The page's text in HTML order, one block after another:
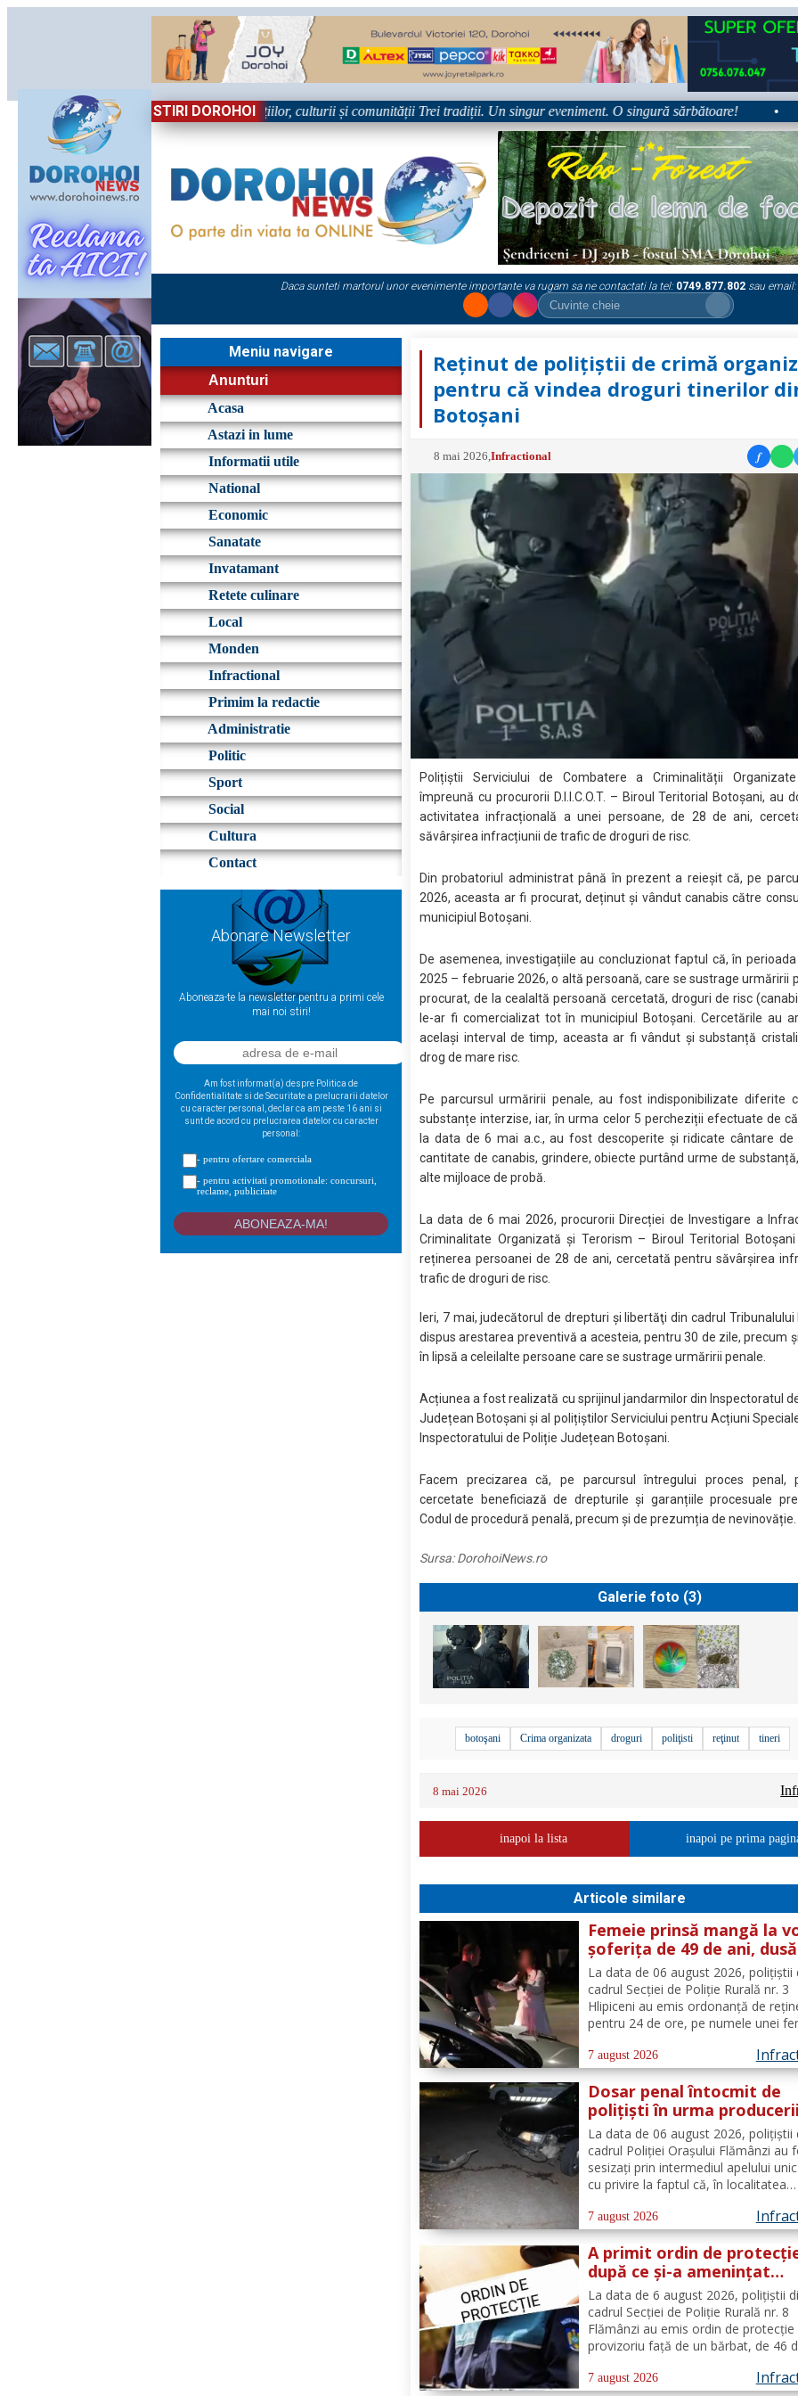
STIRI DOROHOI
Sărbătoare!” – trei zile dedicate tradițiilor, culturii și comunității Trei tradiții. Un singur eveniment. O singură sărbătoare! •
Daca sunteti martorul unor evenimente importante va rugam sa ne contactati la tel: 0749.877.802 sau email:
Meniu navigare
Anunturi
Acasa
Astazi in lume
Informatii utile
National
Economic
Sanatate
Invatamant
Retete culinare
Local
Monden
Infractional
Primim la redactie
Administratie
Politic
Sport
Social
Cultura
Contact
Abonare Newsletter
Aboneaza-te la newsletter pentru a primi cele
mai noi stiri!
Am fost informat(a) despre Politica de
Confidentialitate si de Securitate a prelucrarii datelor
cu caracter personal, declar ca am peste 16 ani si
sunt de acord cu prelucrarea datelor cu caracter
personal:
- pentru ofertare comerciala
- pentru activitati promotionale: concursuri,
reclame, publicitate
Reținut de polițiștii de crimă
pentru că vindea droguri tinerilor
Botoșani
8 mai 2026 ,Infractional f
Polițiștii Serviciului de Combatere a Criminalității Organizate
împreună cu procurorii D.I.I.C.O.T. – Biroul Teritorial Botoșani, au
activitatea infracțională a unei persoane, de 28 de ani,
săvârșirea infracțiunii de trafic de droguri de risc.
Din probatoriul administrat până în prezent a reieșit că, pe
2026, aceasta ar fi procurat, deținut și vândut canabis către
municipiul Botoșani.
De asemenea, investigațiile au concluzionat faptul că, în
2025 – februarie 2026, o altă persoană, care se sustrage urmăririi
procurat, de la cealaltă persoană cercetată, droguri de risc
le-ar fi comercializat tot în municipiul Botoșani. Cercetările au
același interval de timp, aceasta ar fi vândut și substanță
drog de mare risc.
Pe parcursul urmăririi penale, au fost indisponibilizate diferite
substanțe interzise, iar, în urma celor 5 percheziții efectuate de
la data de 6 mai a.c., au fost descoperite și ridicate cântare de
cantitate de canabis, grindere, obiecte purtând urme de
alte mijloace de probă.
La data de 6 mai 2026, procurorii Direcției de Investigare a
Criminalitate Organizată și Terorism – Biroul Teritorial
reținerea persoanei de 28 de ani, cercetată pentru săvârșirea
trafic de droguri de risc.
Ieri, 7 mai, judecătorul de drepturi şi libertăţi din cadrul Tribunalului
dispus arestarea preventivă a acesteia, pentru 30 de zile, precum
în lipsă a celeilalte persoane care se sustrage urmăririi penale.
Acțiunea a fost realizată cu sprijinul jandarmilor din Inspectoratul
Județean Botoșani și al polițiștilor Serviciului pentru Acțiuni
Inspectoratului de Poliție Județean Botoșani.
Facem precizarea că, pe parcursul întregului proces penal,
cercetate beneficiază de drepturile și garanțiile procesuale
Codul de procedură penală, precum și de prezumția de nevinovăție.
Sursa:DorohoiNews.ro
Galerie foto (3)
botoşani Crima organizata droguri poliţisti reţinut tineri
8 mai 2026
inapoi la lista inapoi pe prima
Articole similare
Femeie prinsă mangă la
șoferița de 49 de ani, dusă
direct în arest
La data de 06 august 2026, polițiștii
cadrul Secției de Poliție Rurală nr. 3
Hlipiceni au emis ordonanță de
pentru 24 de ore, pe numele unei
cercetată pentru comiterea
conducerea unui vehicul sub
alcoolului. În urma...
7 august 2026
Dosar penal întocmit de
polițiști în urma producerii
unui accidenr. Un șofer
lovit un cap de pod
La data de 06 august 2026, polițiștii
cadrul Poliției Orașului Flămânzi au
sesizați prin intermediul apelului
cu privire la faptul că, în localitatea
Din verificări a reieșit faptul că, în
se deplasa pe strada Tulburea din
7 august 2026
A primit ordin de
după ce și-a amenințat
partenera printr-o
de mesagerie
La data de 6 august 2026, polițiștii
cadrul Secției de Poliție Rurală nr. 8
Flămânzi au emis ordin de protecție
provizoriu față de un bărbat, de 46
teritoriul altui stat, și-ar fi amenințat
7 august 2026